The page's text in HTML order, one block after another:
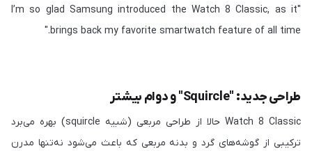
"I’m so glad Samsung introduced the Watch 8 Classic, as it
brings back my favorite smartwatch feature of all time."
طراحی جدید: "Squircle" و دوام بیشتر
Watch 8 Classic حالا از طراحی مربعی (شبیه squircle) بهره می‌برد
ترکیبی از گوشه‌های گرد و بدنه مربعی که باعث می‌شود نه‌تنها مدرن